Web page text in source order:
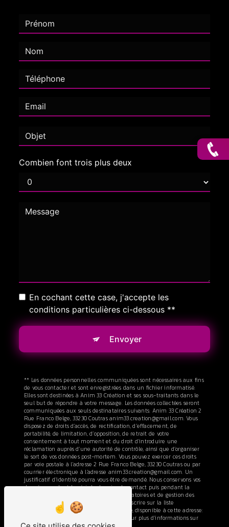
Combien font trois plus deux
En cochant cette case, j'accepte les
conditions particulières ci-dessous **
Envoyer
** Les données personnelles communiquées sont nécessaires aux fins
de vous contacter et sont enregistrées dans un fichier informatisé.
Elles sont destinées à Anim 33 Création et ses sous-traitants dans le
seul but de répondre à votre message. Les données collectées seront
communiquées aux seuls destinataires suivants: Anim 33 Création 2
Rue Franco Belge, 33230 Coutras anim33.creation@gmail.com. Vous
disposez de droits d’accès, de rectification, d’effacement, de
portabilité, de limitation, d’opposition, de retrait de votre
consentement à tout moment et du droit d’introduire une
réclamation auprès d’une autorité de contrôle, ainsi que d’organiser
le sort de vos données post-mortem. Vous pouvez exercer ces droits
par voie postale à l'adresse 2 Rue Franco Belge, 33230 Coutras ou par
courrier électronique à l'adresse anim33.creation@gmail.com. Un
justificatif d'identité pourra vous être demandé. Nous conservons vos
données pendant la période de prise de contact puis pendant la
durée de prescription légale aux fins probatoires et de gestion des
contentieux. Vous avez le droit de vous inscrire sur la liste
d'opposition au démarchage téléphonique, disponible à cette adresse:
. Consultez le site cnil.fr pour plus d’informations sur